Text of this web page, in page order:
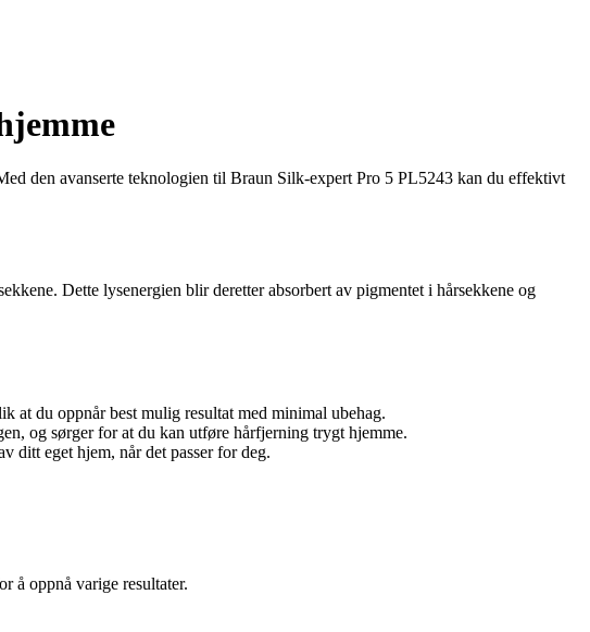
den avanserte teknologien til Braun Silk-expert Pro 5 PL5243 kan du effektivt
Dette lysenergien blir deretter absorbert av pigmentet i hårsekkene og
at du oppnår best mulig resultat med minimal ubehag.
og sørger for at du kan utføre hårfjerning trygt hjemme.
ditt eget hjem, når det passer for deg.
å oppnå varige resultater.